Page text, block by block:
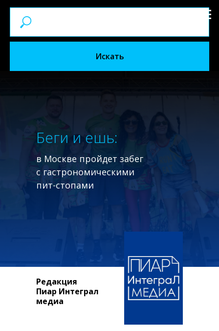
Искать
Беги и ешь:
в Москве пройдет забег
с гастрономическими
пит-стопами
Редакция
Пиар Интеграл
медиа